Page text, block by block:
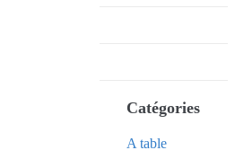
Catégories
A table